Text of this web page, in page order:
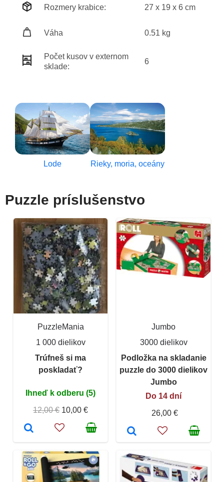
Rozmery krabice: 27 x 19 x 6 cm
Váha 0.51 kg
Počet kusov v externom
sklade:
6
Lode Rieky, moria, oceány
Puzzle príslušenstvo
PuzzleMania
1 000 dielikov
Trúfneš si ma
poskladať?
Ihneď k odberu (5)
12,00 € 10,00 €
Jumbo
3000 dielikov
Podložka na skladanie
puzzle do 3000 dielikov
Jumbo
Do 14 dní
26,00 €